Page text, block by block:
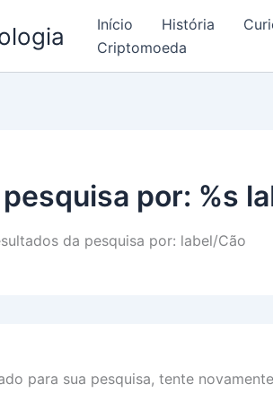
Início História
Criptomoeda
por: %s
da pesquisa por: label/Cão
para sua pesquisa, tente